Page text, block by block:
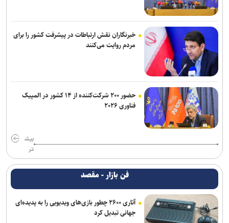
خبرنگاران نقش ارتباطات در پیشرفت کشور را برای
مردم روایت می‌کنند
حضور ۲۰۰ شرکت‌کننده از ۱۴ کشور در المپیک
فناوری ۲۰۲۶
بیش
تر
فن بازار - مقصد
آتاری ۲۶۰۰ چطور بازی‌های ویدیویی را به پدیده‌ای
جهانی تبدیل کرد